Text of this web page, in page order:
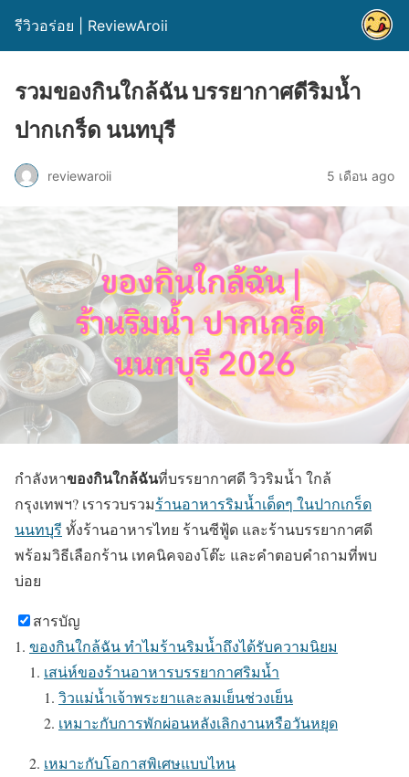
รีวิวอร่อย | ReviewAroii
รวมของกินใกล้ฉัน บรรยากาศดีริมน้ำ
ปากเกร็ด นนทบุรี
reviewaroii 5 เดือน ago
กำลังหาของกินใกล้ฉันที่บรรยากาศดี วิวริมน้ำ ใกล้
กรุงเทพฯ? เรารวบรวมร้านอาหารริมน้ำเด็ดๆ ในปากเกร็ด
นนทบุรี ทั้งร้านอาหารไทย ร้านซีฟู้ด และร้านบรรยากาศดี
พร้อมวิธีเลือกร้าน เทคนิคจองโต๊ะ และคำตอบคำถามที่พบ
บ่อย
สารบัญ
ของกินใกล้ฉัน ทำไมร้านริมน้ำถึงได้รับความนิยม
เสน่ห์ของร้านอาหารบรรยากาศริมน้ำ
วิวแม่น้ำเจ้าพระยาและลมเย็นช่วงเย็น
เหมาะกับการพักผ่อนหลังเลิกงานหรือวันหยุด
เหมาะกับโอกาสพิเศษแบบไหน